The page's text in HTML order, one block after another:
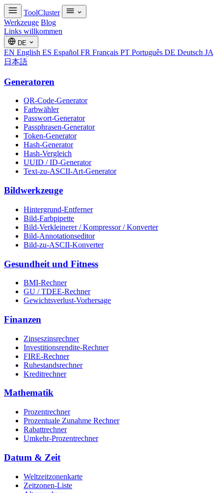
ToolCluster
Werkzeuge Blog
Links willkommen
DE
EN English ES Español FR Français PT Português DE Deutsch JA
日本語
Generatoren
QR-Code-Generator
Farbwähler
Passwort-Generator
Passphrasen-Generator
Token-Generator
Hash-Generator
Hash-Vergleich
UUID / ID-Generator
Text-zu-ASCII-Art-Generator
Bildwerkzeuge
Hintergrund-Entferner
Bild-Farbpipette
Bild-Verkleinerer / Kompressor / Konverter
Bild-Annotationseditor
Bild-zu-ASCII-Konverter
Gesundheit und Fitness
BMI-Rechner
GU / TDEE-Rechner
Gewichtsverlust-Vorhersage
Finanzen
Zinseszinsrechner
Investitionsrendite-Rechner
FIRE-Rechner
Ruhestandsrechner
Kreditrechner
Mathematik
Prozentrechner
Prozentuale Zunahme Rechner
Rabattrechner
Umkehr-Prozentrechner
Datum & Zeit
Weltzeitzonenkarte
Zeitzonen-Liste